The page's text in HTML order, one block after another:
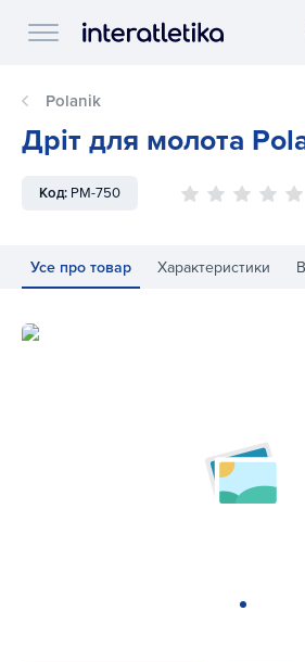
Polanik
Дріт для молота
Код: PM-750
Усе про товар Характеристики
Дріт для молота Polanik PM-750